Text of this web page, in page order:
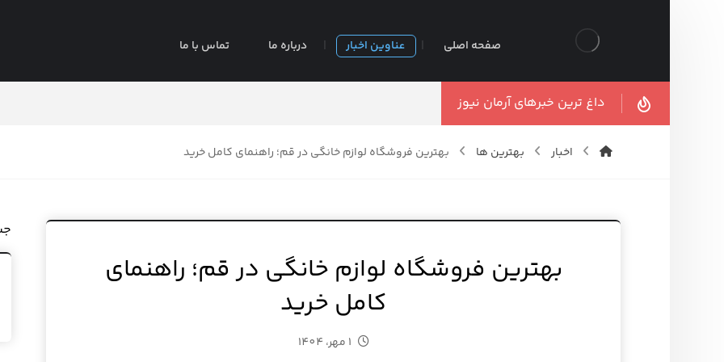
صفحه اصلی عناوین اخبار درباره ما تماس با ما
داغ ترین خبرهای آرمان نیوز
اخبار بهترین ها بهترین فروشگاه لوازم خانگی در قم؛ راهنمای کامل خرید
بهترین فروشگاه لوازم خانگی در قم؛ راهنمای
کامل خرید
1 مهر، 1404